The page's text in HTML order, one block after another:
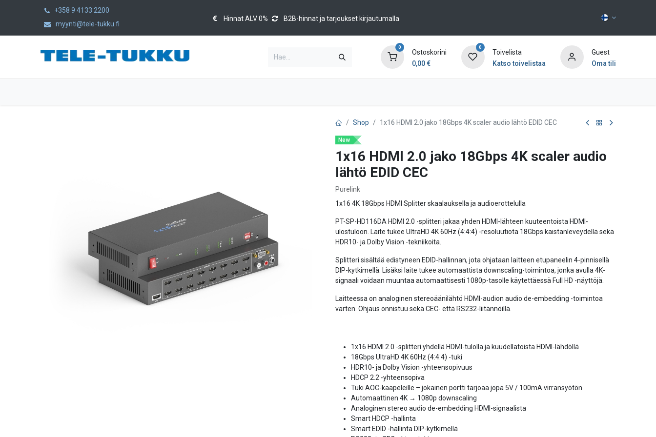
+358 9 4133 2200
myynti@tele-tukku.fi
Hinnat ALV 0% B2B-hinnat ja tarjoukset kirjautumalla
0
Ostoskorini
0,00€
0
Toivelista
Katso toivelistaa
Guest
Oma tili
Shop 1x16 HDMI 2.0 jako 18Gbps 4K scaler audio lähtö EDID CEC
New
1x16 HDMI 2.0 jako 18Gbps 4K scaler audio
lähtö EDID CEC
Purelink
1x16 4K 18Gbps HDMI Splitter skaalauksella ja audioerottelulla
PT-SP-HD116DA HDMI 2.0 -splitteri jakaa yhden HDMI-lähteen kuuteentoista HDMI-
ulostuloon. Laite tukee UltraHD 4K 60Hz (4:4:4) -resoluutiota 18Gbps kaistanleveydellä sekä
HDR10- ja Dolby Vision -tekniikoita.
Splitteri sisältää edistyneen EDID-hallinnan, jota ohjataan laitteen etupaneelin 4-pinnisellä
DIP-kytkimellä. Lisäksi laite tukee automaattista downscaling-toimintoa, jonka avulla 4K-
signaali voidaan muuntaa automaattisesti 1080p-tasolle käytettäessä Full HD -näyttöjä.
Laitteessa on analoginen stereoäänilähtö HDMI-audion audio de-embedding -toimintoa
varten. Ohjaus onnistuu sekä CEC- että RS232-liitännöillä.
1x16 HDMI 2.0 -splitteri yhdellä HDMI-tulolla ja kuudellatoista HDMI-lähdöllä
18Gbps UltraHD 4K 60Hz (4:4:4) -tuki
HDR10- ja Dolby Vision -yhteensopivuus
HDCP 2.2 -yhteensopiva
Tuki AOC-kaapeleille – jokainen portti tarjoaa jopa 5V / 100mA virransyötön
Automaattinen 4K → 1080p downscaling
Analoginen stereo audio de-embedding HDMI-signaalista
Smart HDCP -hallinta
Smart EDID -hallinta DIP-kytkimellä